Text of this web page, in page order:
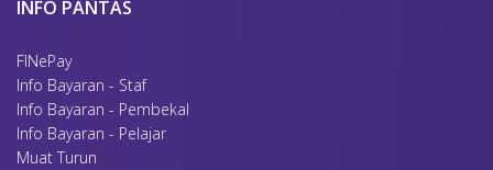
INFO PANTAS
FINePay
Info Bayaran - Staf
Info Bayaran - Pembekal
Info Bayaran - Pelajar
Muat Turun